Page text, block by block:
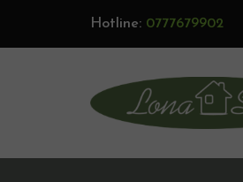
Hotline: 0777679902